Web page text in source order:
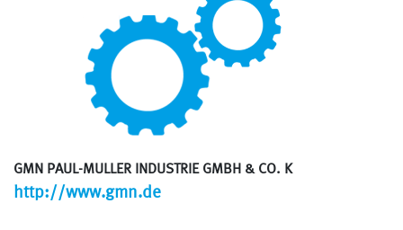
GMN PAUL-MULLER INDUSTRIE GMBH & CO. K
http://www.gmn.de